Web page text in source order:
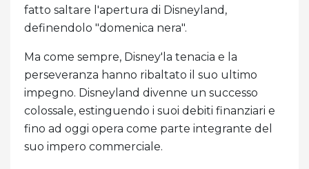
fatto saltare l'apertura di Disneyland,
definendolo "domenica nera".
Ma come sempre, Disney'la tenacia e la
perseveranza hanno ribaltato il suo ultimo
impegno. Disneyland divenne un successo
colossale, estinguendo i suoi debiti finanziari e
fino ad oggi opera come parte integrante del
suo impero commerciale.